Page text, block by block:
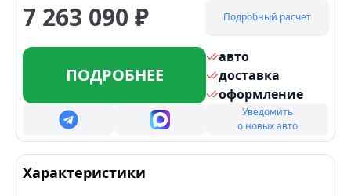
7 263 090 ₽ Подробный расчет
ПОДРОБНЕЕ
авто
доставка
оформление
Уведомить
о новых авто
Характеристики